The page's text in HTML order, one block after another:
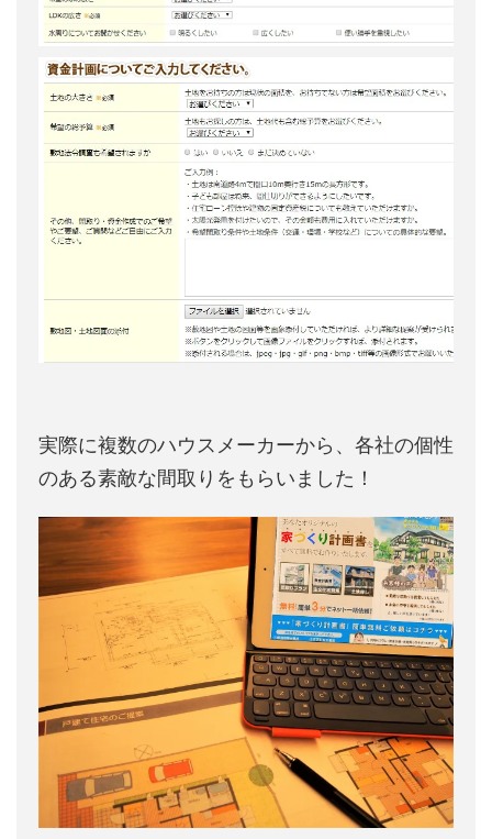
実際に複数のハウスメーカーから、各社の個性
のある素敵な間取りをもらいました！